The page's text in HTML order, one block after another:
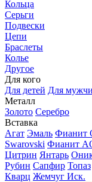
Кольца
Серьги
Подвески
Цепи
Браслеты
Колье
Другое
Для кого
Для детей Для
Металл
Золото Серебро
Вставка
Агат Эмаль Фианит
Swarovski Фианит
Цитрин Янтарь
Рубин Сапфир Топаз
Кварц Жемчуг Иск.